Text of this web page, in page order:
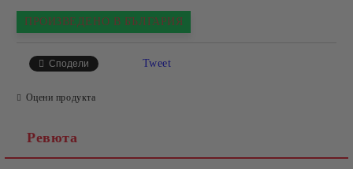
ПРОИЗВЕДЕНО В БЪЛГАРИЯ
Сподели Tweet
Оцени продукта
Ревюта